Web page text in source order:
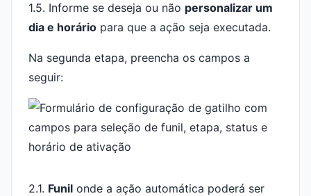
1.5. Informe se deseja ou não personalizar um
dia e horário para que a ação seja executada.
Na segunda etapa, preencha os campos a
seguir:
2.1. Funil onde a ação automática poderá ser